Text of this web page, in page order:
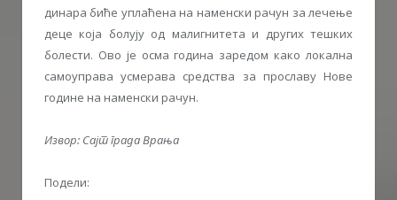
динара биће уплаћена на наменски рачун за лечење
деце која болују од малигнитета и других тешких
болести. Ово је осма година заредом како локална
самоуправа усмерава средства за прославу Нове
године на наменски рачун.
Извор: Сајт града Врања
Подели: